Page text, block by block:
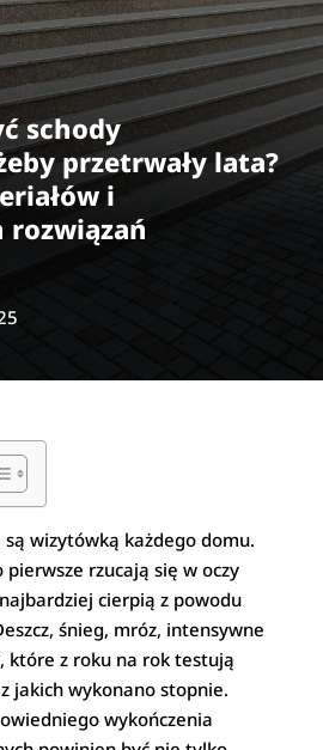
schody
przetrwały lata?
i
są wizytówką każdego domu.
pierwsze rzucają się w oczy
cierpią z powodu
śnieg, mróz, intensywne
które z roku na rok testują
jakich wykonano stopnie.
wykończenia